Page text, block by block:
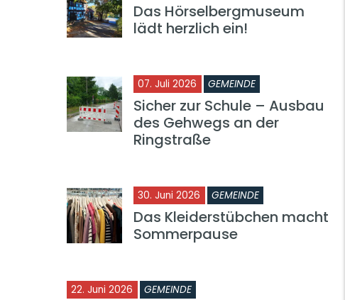
Das Hörselbergmuseum
lädt herzlich ein!
07. Juli 2026 GEMEINDE
Sicher zur Schule – Ausbau
des Gehwegs an der
Ringstraße
30. Juni 2026 GEMEINDE
Das Kleiderstübchen macht
Sommerpause
22. Juni 2026 GEMEINDE